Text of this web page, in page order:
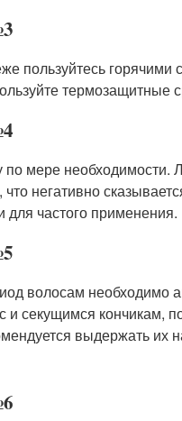
пользуйтесь
термозащитные
по мере необходимости.
что негативно
частого применения.
волосам необходимо
и секущимся кончикам,
выдержать их